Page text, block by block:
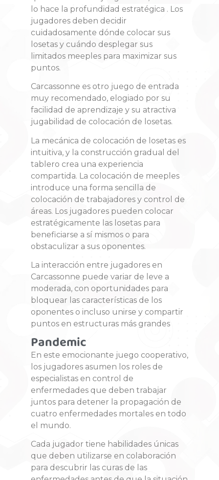
lo hace la profundidad estratégica . Los
jugadores deben decidir
cuidadosamente dónde colocar sus
losetas y cuándo desplegar sus
limitados meeples para maximizar sus
puntos.
Carcassonne es otro juego de entrada
muy recomendado, elogiado por su
facilidad de aprendizaje y su atractiva
jugabilidad de colocación de losetas.
La mecánica de colocación de losetas es
intuitiva, y la construcción gradual del
tablero crea una experiencia
compartida. La colocación de meeples
introduce una forma sencilla de
colocación de trabajadores y control de
áreas. Los jugadores pueden colocar
estratégicamente las losetas para
beneficiarse a sí mismos o para
obstaculizar a sus oponentes.
La interacción entre jugadores en
Carcassonne puede variar de leve a
moderada, con oportunidades para
bloquear las características de los
oponentes o incluso unirse y compartir
puntos en estructuras más grandes
Pandemic
En este emocionante juego cooperativo,
los jugadores asumen los roles de
especialistas en control de
enfermedades que deben trabajar
juntos para detener la propagación de
cuatro enfermedades mortales en todo
el mundo.
Cada jugador tiene habilidades únicas
que deben utilizarse en colaboración
para descubrir las curas de las